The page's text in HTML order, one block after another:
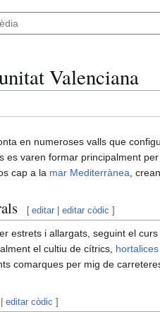
Valenciana
en numeroses valls que
es varen formar principalment
cap a la mar Mediterrànea ,
[ editar |editar còdic ]
estrets i allargats, seguint el
el cultiu de cítrics, hortalices
comarques per mig de
|editar còdic ]